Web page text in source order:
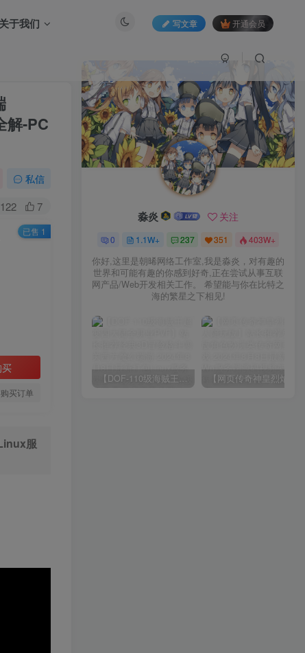
关于我们 写文章 开通会员
解-PC
私信
122 7
买订单
已售 1
服
淼炎 关注
0 1.1W+ 237 351 403W+
你好,这里是朝晞网络工作室,我是淼炎，对有趣的
世界和可能有趣的你感到好奇,正在尝试从事互联
网产品/Web开发相关工作。 希望能与你在比特之
海的繁星之下相见!
【DOF-110级海贼王超变四大陆全职业PVF】站长推荐经典3D冒险格斗闯关西方魔幻端游-2024年8月8日最新打包Linux服务端源码视频架设教程-等级补丁-配套完整客户端！